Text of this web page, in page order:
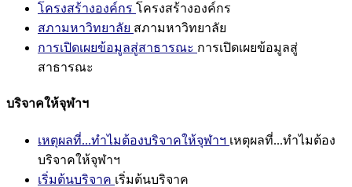
โครงสร้างองค์กร โครงสร้างองค์กร
สภามหาวิทยาลัย สภามหาวิทยาลัย
การเปิดเผยข้อมูลสู่สาธารณะ การเปิดเผยข้อมูลสู่
สาธารณะ
บริจาคให้จุฬาฯ
เหตุผลที่...ทำไมต้องบริจาคให้จุฬาฯ เหตุผลที่...ทำไมต้อง
บริจาคให้จุฬาฯ
เริ่มต้นบริจาค เริ่มต้นบริจาค